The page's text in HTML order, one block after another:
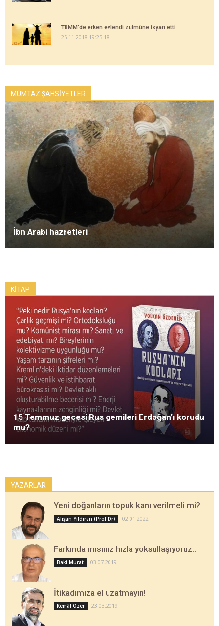
TBMM'de erken evlendi zulmüne isyan etti
25.11.2018 19:25:18
MÜMTAZ ŞAHSİYETLER
İbn Arabi hazretleri
KİTAP
15 Temmuz gecesi Rus gemileri Erdoğan’ı korudu
mu?
YAZARLAR
Yeni doğanların topuk kanı verilmeli mi?
Alişan Yıldıran (Prof Dr) 02.01.2022
Farkında mısınız hızla yoksullaşıyoruz…
Baki Murat 03.07.2019
İtikadımıza el uzatmayın!
Kemâl Özer 23.03.2019